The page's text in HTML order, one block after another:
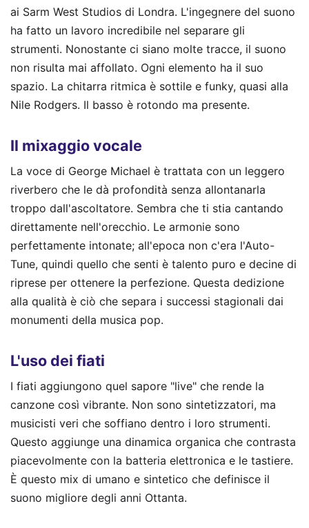
ai Sarm West Studios di Londra. L'ingegnere del suono
ha fatto un lavoro incredibile nel separare gli
strumenti. Nonostante ci siano molte tracce, il suono
non risulta mai affollato. Ogni elemento ha il suo
spazio. La chitarra ritmica è sottile e funky, quasi alla
Nile Rodgers. Il basso è rotondo ma presente.
Il mixaggio vocale
La voce di George Michael è trattata con un leggero
riverbero che le dà profondità senza allontanarla
troppo dall'ascoltatore. Sembra che ti stia cantando
direttamente nell'orecchio. Le armonie sono
perfettamente intonate; all'epoca non c'era l'Auto-
Tune, quindi quello che senti è talento puro e decine di
riprese per ottenere la perfezione. Questa dedizione
alla qualità è ciò che separa i successi stagionali dai
monumenti della musica pop.
L'uso dei fiati
I fiati aggiungono quel sapore "live" che rende la
canzone così vibrante. Non sono sintetizzatori, ma
musicisti veri che soffiano dentro i loro strumenti.
Questo aggiunge una dinamica organica che contrasta
piacevolmente con la batteria elettronica e le tastiere.
È questo mix di umano e sintetico che definisce il
suono migliore degli anni Ottanta.